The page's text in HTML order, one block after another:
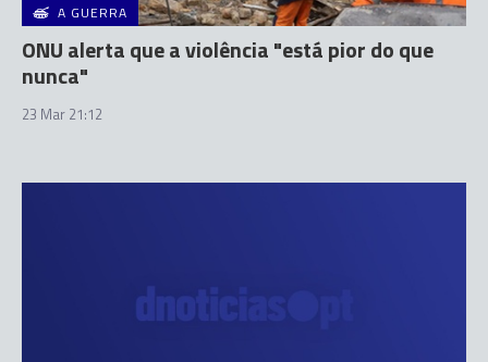
A GUERRA
ONU alerta que a violência "está pior do que
nunca"
23 Mar 21:12